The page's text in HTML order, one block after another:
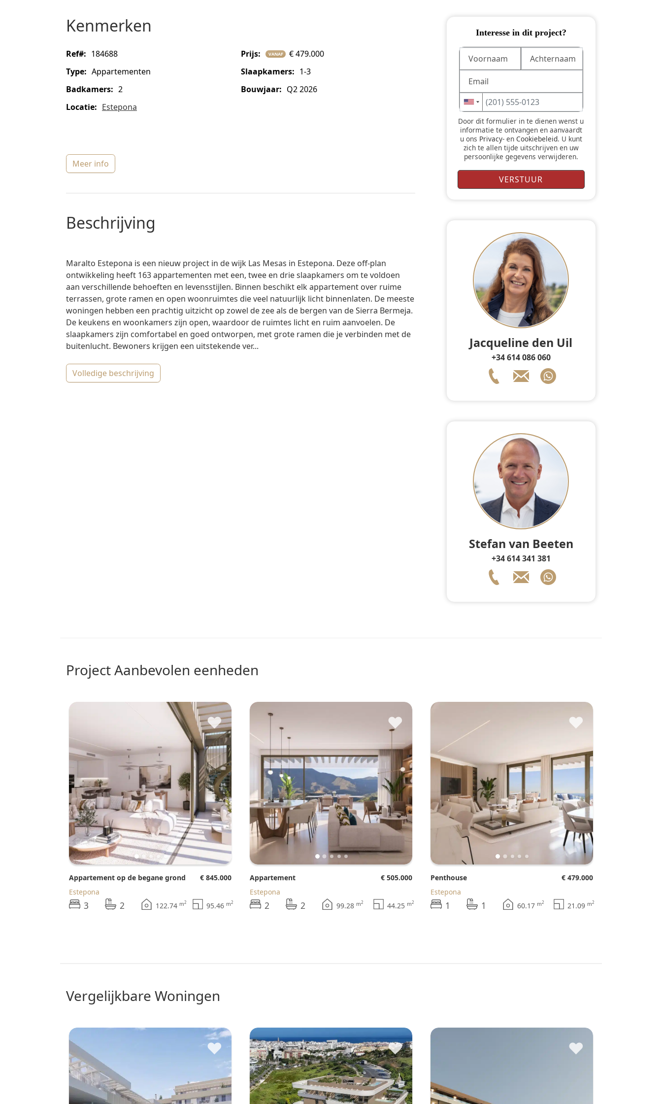
kenmerken
ref#: 184688 prijs: VANAF
€ 479.000
type:
Appartementen slaapkamers:
1-3
badkamers: 2 bouwjaar:
Q2 2026
locatie:
Estepona
meer info
beschrijving
Maralto Estepona is een nieuw project in de wijk Las Mesas in Estepona. Deze off-plan
ontwikkeling heeft 163 appartementen met een, twee en drie slaapkamers om te voldoen
aan verschillende behoeften en levensstijlen. Binnen beschikt elk appartement over ruime
terrassen, grote ramen en open woonruimtes die veel natuurlijk licht binnenlaten. De meeste
woningen hebben een prachtig uitzicht op zowel de zee als de bergen van de Sierra Bermeja.
De keukens en woonkamers zijn open, waardoor de ruimtes licht en ruim aanvoelen. De
slaapkamers zijn comfortabel en goed ontworpen, met grote ramen die je verbinden met de
buitenlucht. Bewoners krijgen een uitstekende ver...
volledige beschrijving
Interesse in dit project?
Door dit formulier in te dienen wenst u
informatie te ontvangen en aanvaardt
u ons Privacy-en Cookiebeleid. U kunt
zich te allen tijde uitschrijven en uw
persoonlijke gegevens verwijderen.
Jacqueline den Uil
+34 614 086 060
Stefan van Beeten
+34 614 341 381
Project Aanbevolen eenheden
♥
Appartement op de begane grond
€ 845.000
Estepona
3 2 122.74 m2 95.46 m2
♥
Appartement
€ 505.000
Estepona
2 2 99.28 m2 44.25 m2
♥
Penthouse
€ 479.000
Estepona
1 1 60.17 m2 21.09 m2
vergelijkbare Woningen
♥ ♥ ♥